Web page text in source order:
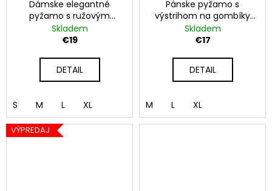
Dámske elegantné
pyžamo s ružovým
vzorom
Skladem
€19
DETAIL
S M L XL
Pánske pyžamo s
výstrihom na gombíky
sivé
Skladem
€17
DETAIL
M L XL
VÝPREDAJ